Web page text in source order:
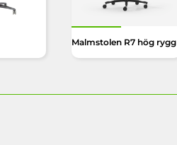
Malmstolen R7 hög rygg